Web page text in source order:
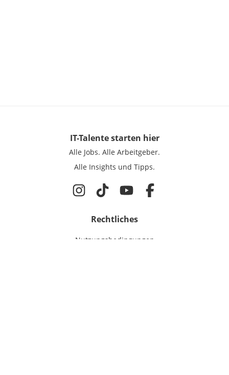
IT-Talentestarten hier
Alle Jobs. Alle Arbeitgeber.
Alle Insights und Tipps.
Rechtliches
Nutzungsbedingungen